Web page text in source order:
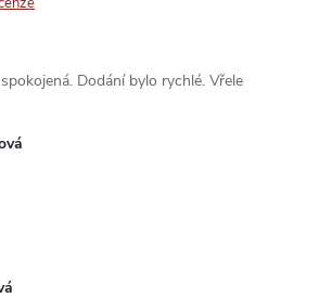
Dodání bylo rychlé. Vřele